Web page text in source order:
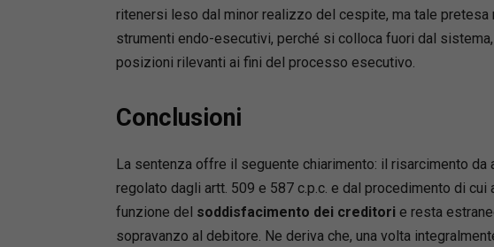
ritenersi leso dal minor realizzo del cespite, ma tale pretesa
strumenti endo-esecutivi, perché si colloca fuori dal
posizioni rilevanti ai fini del processo esecutivo.
Conclusioni
La sentenza offre il seguente chiarimento: il risarcimento da
regolato dagli artt. 509 e 587 c.p.c. e dal procedimento di cui
funzione del soddisfacimento dei creditori e resta
sopravanzo al debitore. Ne deriva che, una volta